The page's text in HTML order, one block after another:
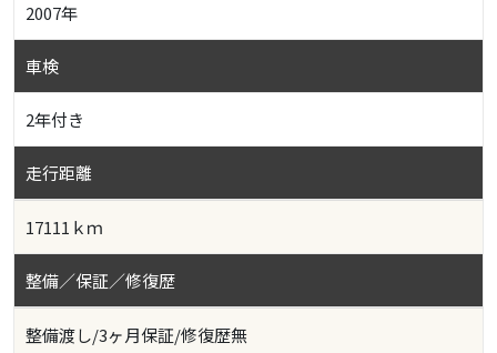
2007年
車検
2年付き
走行距離
17111ｋｍ
整備／保証／修復歴
整備渡し/3ヶ月保証/修復歴無